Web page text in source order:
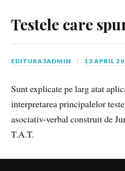
Testele care
EDITURA3ADMIN 13 APRIL
Sunt explicate pe larg atat
interpretarea principalelor
asociativ-verbal construit de
T.A.T.